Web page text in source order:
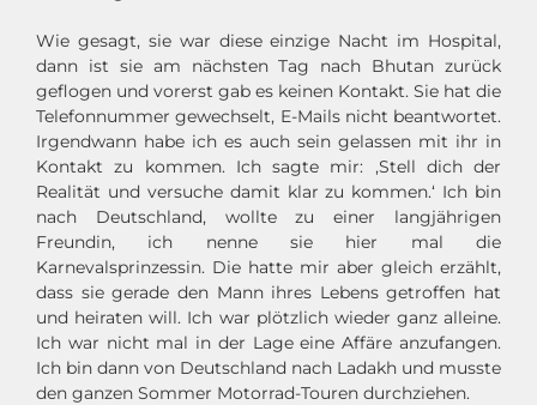
Wie gesagt, sie war diese einzige Nacht im Hospital,
dann ist sie am nächsten Tag nach Bhutan zurück
geflogen und vorerst gab es keinen Kontakt. Sie hat die
Telefonnummer gewechselt, E-Mails nicht beantwortet.
Irgendwann habe ich es auch sein gelassen mit ihr in
Kontakt zu kommen. Ich sagte mir: ‚Stell dich der
Realität und versuche damit klar zu kommen.‘ Ich bin
nach Deutschland, wollte zu einer langjährigen
Freundin, ich nenne sie hier mal die
Karnevalsprinzessin. Die hatte mir aber gleich erzählt,
dass sie gerade den Mann ihres Lebens getroffen hat
und heiraten will. Ich war plötzlich wieder ganz alleine.
Ich war nicht mal in der Lage eine Affäre anzufangen.
Ich bin dann von Deutschland nach Ladakh und musste
den ganzen Sommer Motorrad-Touren durchziehen.